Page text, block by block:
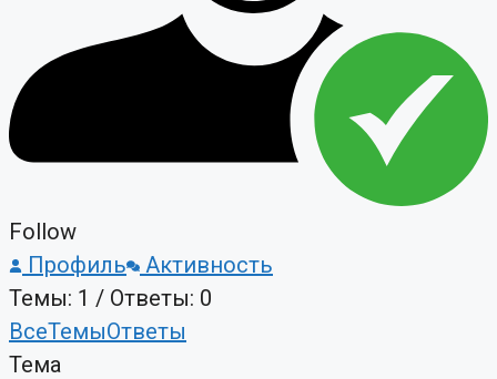
Follow
Профиль
Активность
Темы: 1 / Ответы: 0
ВсеТемыОтветы
Тема